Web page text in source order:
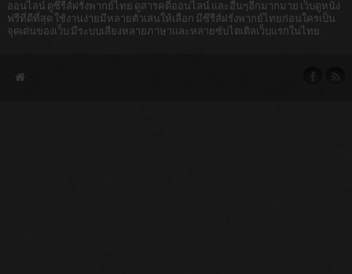
ออนไลน์ ดูซีรีส์ฝรั่งพากย์ไทย ดูสารคดีออนไลน์ และอื่นๆอีกมากมาย เว็บดูหนัง
ฟรีที่ดีที่สุด ใช้งานง่ายมีหลายตัวเล่นให้เลือก มีซีรีส์ฝรั่งพากย์ไทยก่อนใครเป็น
จุดเด่นของเว็บ มีระบบเสียงหลายภาษาและหลายซับไตเติลเว็บแรกในไทย.